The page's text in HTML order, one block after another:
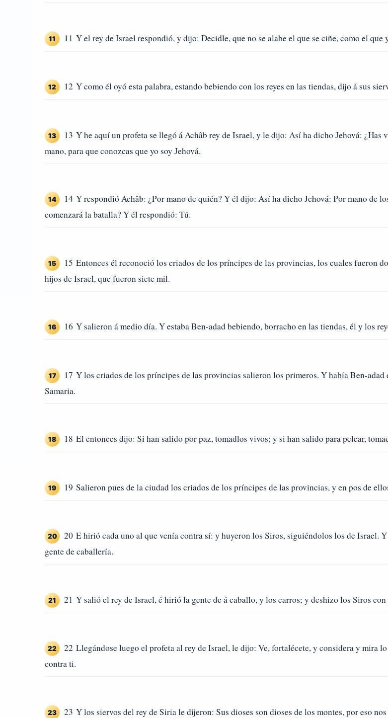
11 11 Y el rey de Israel respondió, y dijo: Decidle, que no se alabe el que se ciñe, como el que
12 12 Y como él oyó esta palabra, estando bebiendo con los reyes en las tiendas, dijo á sus
13
13 Y he aquí un profeta se llegó á Achâb rey de Israel, y le dijo: Así ha dicho Jehová:
mano, para que conozcas que yo soy Jehová.
14
14 Y respondió Achâb: ¿Por mano de quién? Y él dijo: Así ha dicho Jehová: Por mano de
comenzará la batalla? Y él respondió: Tú.
15
15 Entonces él reconoció los criados de los príncipes de las provincias, los cuales fueron
hijos de Israel, que fueron siete mil.
16 16 Y salieron á medio día. Y estaba Ben-adad bebiendo, borracho en las tiendas, él y los
17
17 Y los criados de los príncipes de las provincias salieron los primeros. Y había Ben-
Samaria.
18 18 El entonces dijo: Si han salido por paz, tomadlos vivos; y si han salido para pelear,
19 19 Salieron pues de la ciudad los criados de los príncipes de las provincias, y en pos de
20
20 E hirió cada uno al que venía contra sí: y huyeron los Siros, siguiéndolos los de Israel.
gente de caballería.
21 21 Y salió el rey de Israel, é hirió la gente de á caballo, y los carros; y deshizo los Siros con
22
22 Llegándose luego el profeta al rey de Israel, le dijo: Ve, fortalécete, y considera y mira
contra ti.
23
23 Y los siervos del rey de Siria le dijeron: Sus dioses son dioses de los montes, por eso